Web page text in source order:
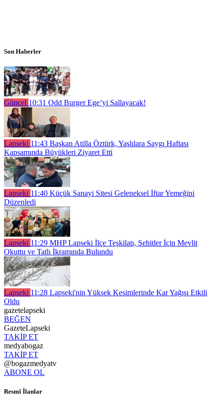
Son Haberler
Güncel 10:31 Odd Burger Ege’yi Sallayacak!
Lapseki 11:43 Başkan Atilla Öztürk, Yaşlılara Saygı Haftası
Kapsamında Büyükleri Ziyaret Etti
Lapseki 11:40 Küçük Sanayi Sitesi Geleneksel İftar Yemeğini
Düzenledi
Lapseki 11:29 MHP Lapseki İlçe Teşkilatı, Şehitler İçin Mevlit
Okuttu ve Tatlı İkramında Bulundu
Lapseki 11:28 Lapseki'nin Yüksek Kesimlerinde Kar Yağışı Etkili
Oldu
gazetelapseki
BEĞEN
GazeteLapseki
TAKİP ET
medyabogaz
TAKİP ET
@bogazmedyatv
ABONE OL
Resmî İlanlar